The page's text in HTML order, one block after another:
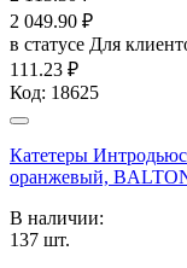
2 049.90 ₽
в статусе Для
111.23 ₽
Код: 18625
Катетеры
оранжевый,
В наличии:
137 шт.